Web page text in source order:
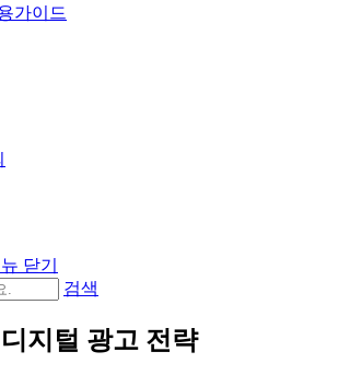
가이드
검색
지털 광고 전략